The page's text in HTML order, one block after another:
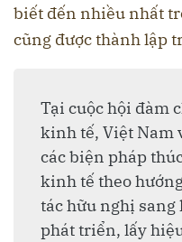
biết đến nhiều nhất
cũng được thành lập
Tại cuộc hội đàm
kinh tế, Việt Nam
các biện pháp
kinh tế theo
tác hữu nghị sang
phát triển, lấy